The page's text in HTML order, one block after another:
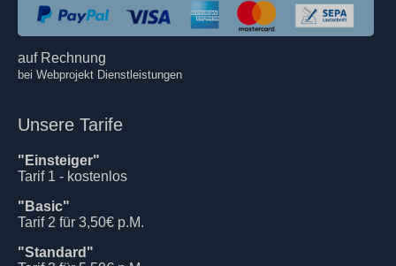
auf Rechnung
bei Webprojekt Dienstleistungen
Unsere Tarife
"Einsteiger"
Tarif 1 - kostenlos
"Basic"
Tarif 2 für 3,50€ p.M.
"Standard"